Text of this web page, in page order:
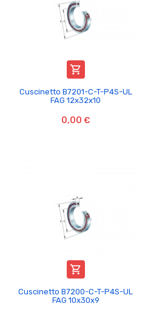

Cuscinetto B7201-C-T-P4S-UL
FAG 12x32x10
0,00 €

Cuscinetto B7200-C-T-P4S-UL
FAG 10x30x9